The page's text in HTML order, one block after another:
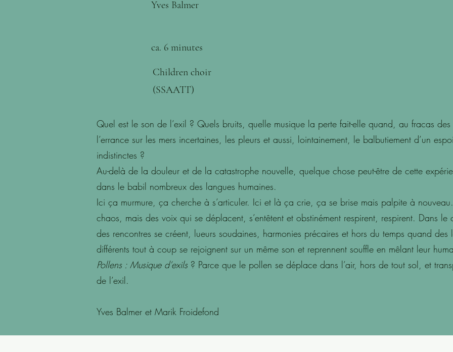
Yves Balmer
ca. 6 minutes
Children choir
(SSAATT)
Quel est le son de l’exil ? Quels bruits, quelle musique la perte fait-elle quand, au fracas
l’errance sur les mers incertaines, les pleurs et aussi, lointainement, le balbutiement d’un
indistinctes ?
Au-delà de la douleur et de la catastrophe nouvelle, quelque chose peut-être de cette
dans le babil nombreux des langues humaines.
Ici ça murmure, ça cherche à s’articuler. Ici et là ça crie, ça se brise mais palpite à
chaos, mais des voix qui se déplacent, s’entêtent et obstinément respirent, respirent. Dans le
des rencontres se créent, lueurs soudaines, harmonies précaires et hors du temps quand
différents tout à coup se rejoignent sur un même son et reprennent souffle en mêlant leur
Pollens : Musique d’exils ? Parce que le pollen se déplace dans l’air, hors de tout sol, et
de l’exil.
Yves Balmer et Marik Froidefond